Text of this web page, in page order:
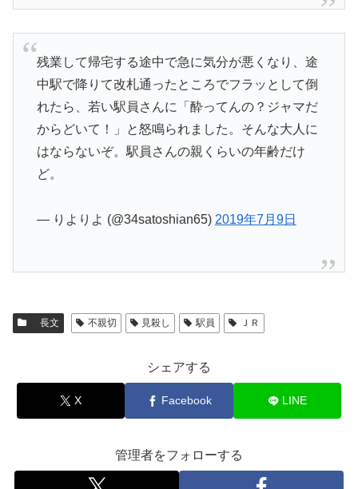
残業して帰宅する途中で急に気分が悪くなり、途
中駅で降りて改札通ったところでフラッとして倒
れたら、若い駅員さんに「酔ってんの？ジャマだ
からどいて！」と怒鳴られました。そんな大人に
はならないぞ。駅員さんの親くらいの年齢だけ
ど。
— りよりよ (@34satoshian65) 2019年7月9日
長文 不親切 見殺し 駅員 ＪＲ
シェアする
X Facebook LINE
管理者をフォローする